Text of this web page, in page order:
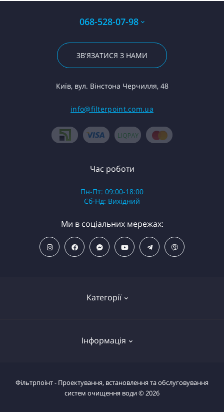
068-528-07-98
ЗВ'ЯЗАТИСЯ З НАМИ
Київ, вул. Вінстона Черчилля, 48
info@filterpoint.com.ua
Категорії
ПОПУЛЯРНІ ТОВАРИ
Фільтри магістральні
Інформація
Повернути товар
Час роботи
Пн-Пт: 09:00-18:00
Сб-Нд: Вихідний
Ми в соціальних мережах:
Фільтрпоінт - Проектування, встановлення та обслуговування
систем очищення води © 2026